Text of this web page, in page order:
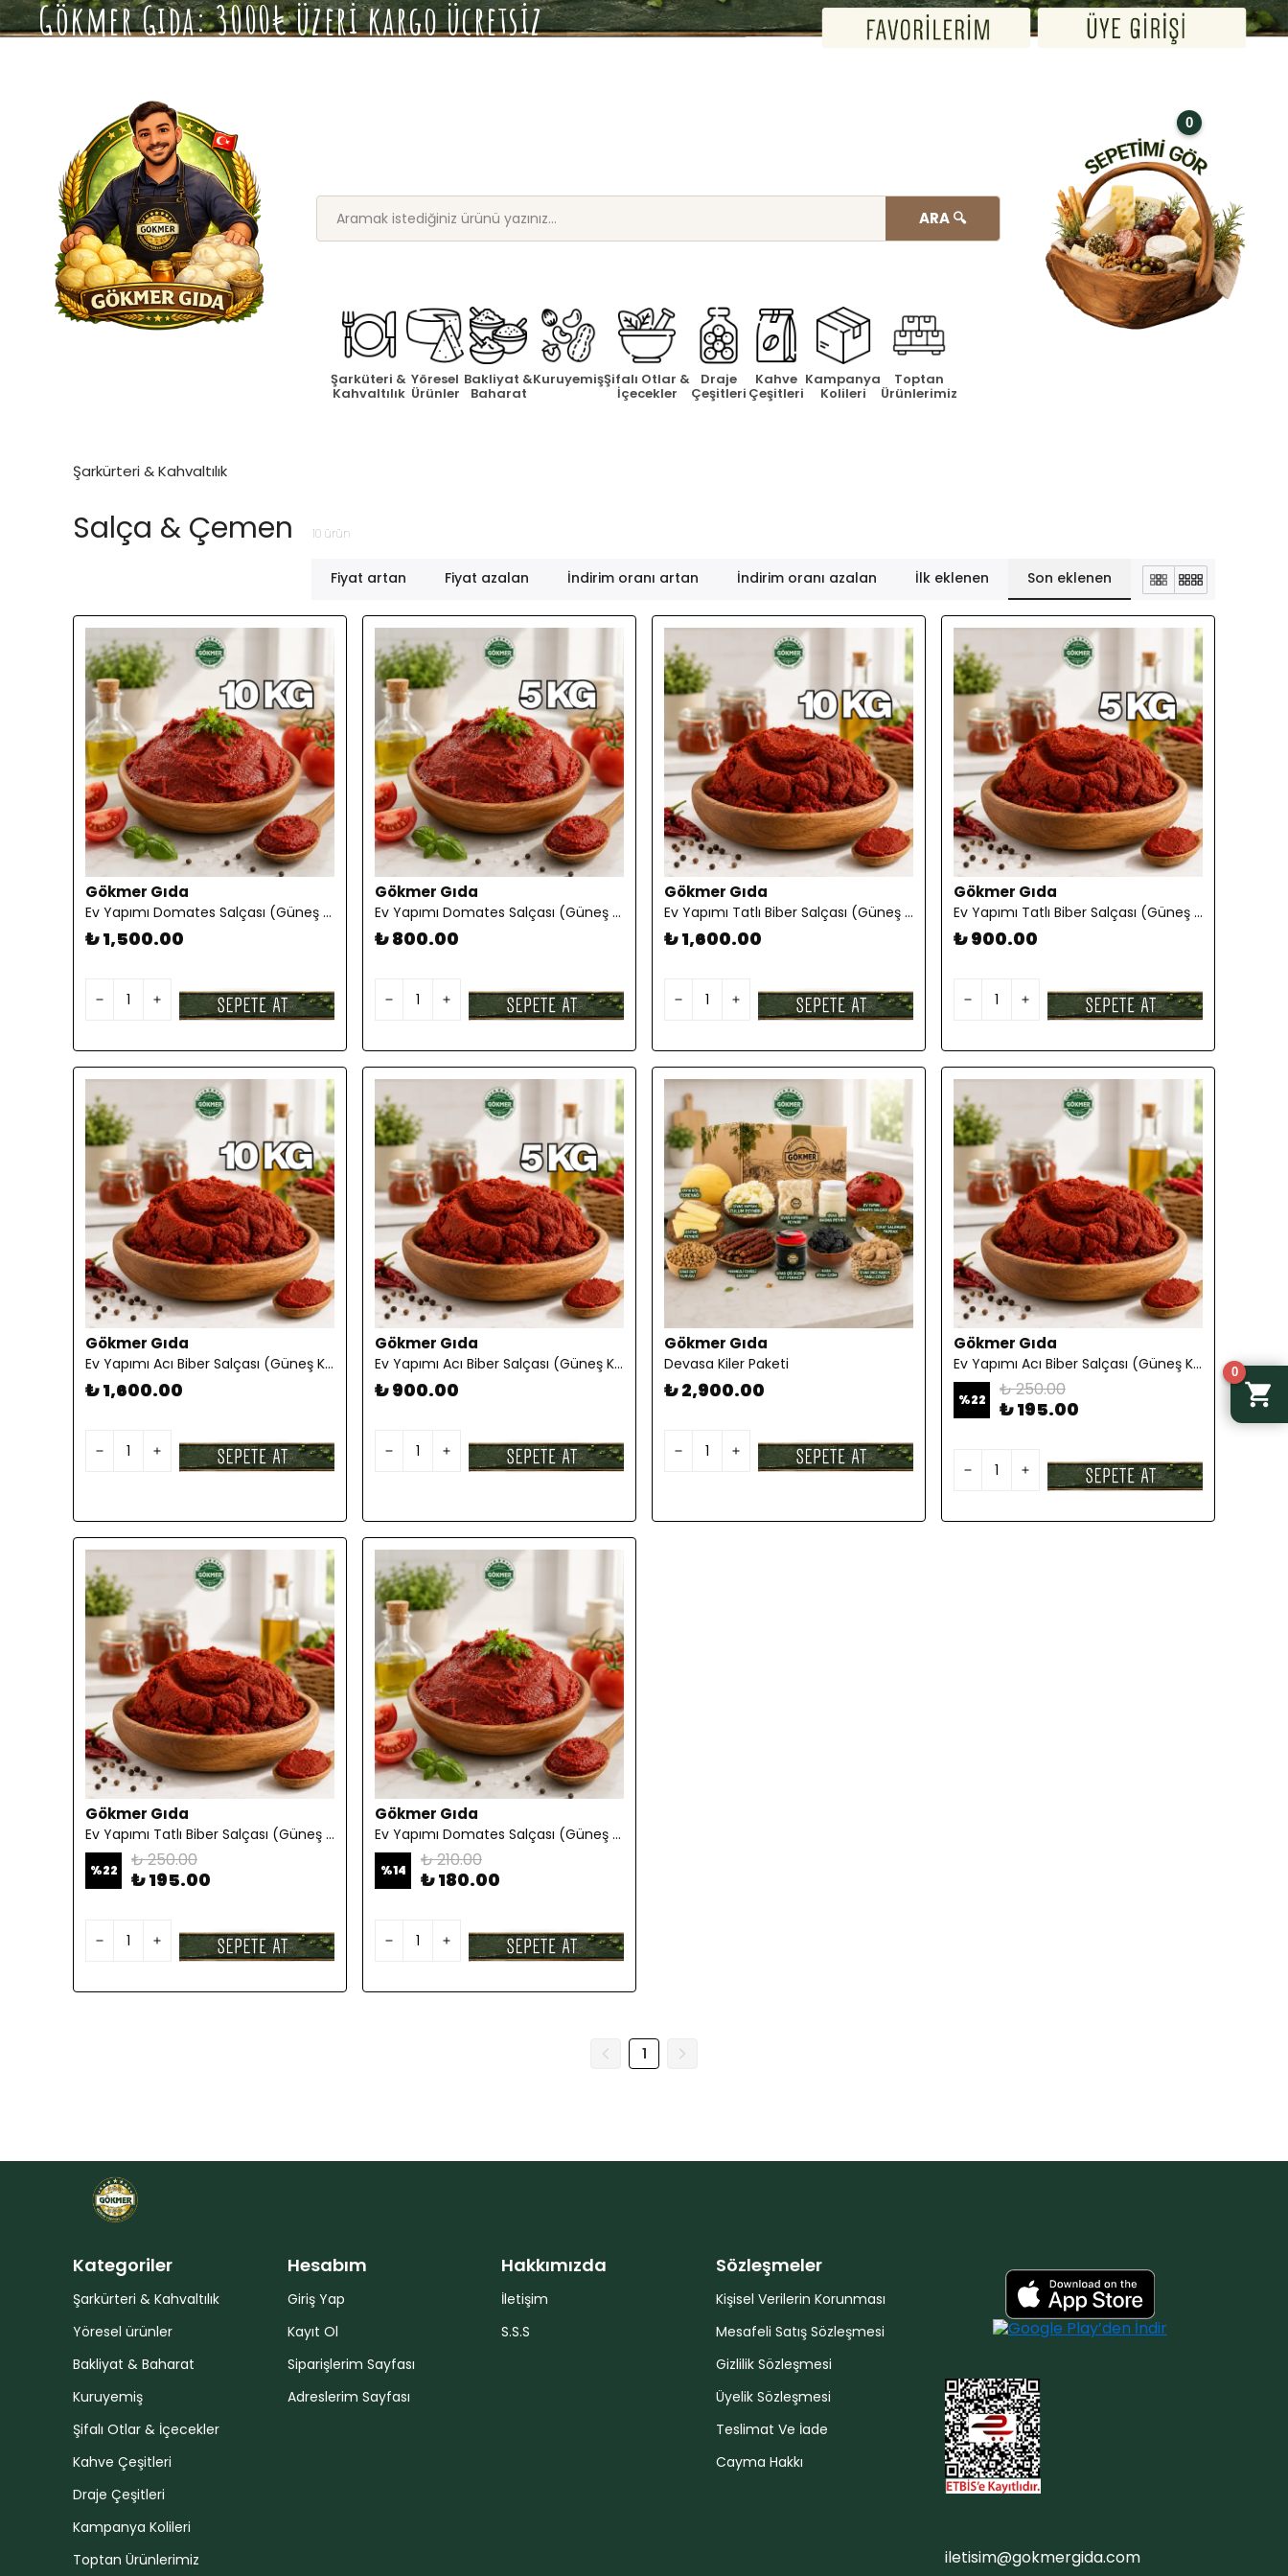
Gökmer Gıda: 3000₺ üzeri kargo ücretsiz
ARA 🔍
0
Şarküteri &
Kahvaltılık
Yöresel
Ürünler
Bakliyat &
Baharat
KuruyemişŞifalı Otlar &
İçecekler
Draje
Çeşitleri
Kahve
Çeşitleri
Kampanya
Kolileri
Toptan
Ürünlerimiz
0
Şarkürteri & Kahvaltılık
Salça & Çemen 10 ürün
Fiyat artan Fiyat azalan İndirim oranı artan İndirim oranı azalan İlk eklenen Son eklenen
Gökmer Gıda
Ev Yapımı Domates Salçası (Güneş Kurutması) 10 KG
₺ 1,500.00
Gökmer Gıda
Ev Yapımı Domates Salçası (Güneş Kurutması) 5 KG
₺ 800.00
Gökmer Gıda
Ev Yapımı Tatlı Biber Salçası (Güneş Kurutması) 10 KG
₺ 1,600.00
Gökmer Gıda
Ev Yapımı Tatlı Biber Salçası (Güneş Kurutması) 5 KG
₺ 900.00
Gökmer Gıda
Ev Yapımı Acı Biber Salçası (Güneş Kurutması) 10 KG
₺ 1,600.00
Gökmer Gıda
Ev Yapımı Acı Biber Salçası (Güneş Kurutması) 5 KG
₺ 900.00
Gökmer Gıda
Devasa Kiler Paketi
₺ 2,900.00
Gökmer Gıda
Ev Yapımı Acı Biber Salçası (Güneş Kurutması) 1KG
%22 ₺ 250.00
₺ 195.00
Gökmer Gıda
Ev Yapımı Tatlı Biber Salçası (Güneş Kurutması) 1KG
%22 ₺ 250.00
₺ 195.00
Gökmer Gıda
Ev Yapımı Domates Salçası (Güneş Kurutması) 1KG
%14 ₺ 210.00
₺ 180.00
1
Kategoriler
Şarkürteri & Kahvaltılık
Yöresel ürünler
Bakliyat & Baharat
Kuruyemiş
Şifalı Otlar & İçecekler
Kahve Çeşitleri
Draje Çeşitleri
Kampanya Kolileri
Toptan Ürünlerimiz
Hesabım
Giriş Yap
Kayıt Ol
Siparişlerim Sayfası
Adreslerim Sayfası
Hakkımızda
İletişim
S.S.S
Sözleşmeler
Kişisel Verilerin Korunması
Mesafeli Satış Sözleşmesi
Gizlilik Sözleşmesi
Üyelik Sözleşmesi
Teslimat Ve İade
Cayma Hakkı
iletisim@gokmergida.com